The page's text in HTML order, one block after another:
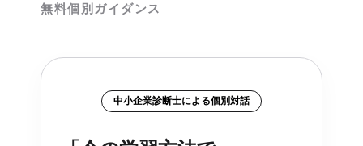
無料個別ガイダンス
中小企業診断士による個別対話